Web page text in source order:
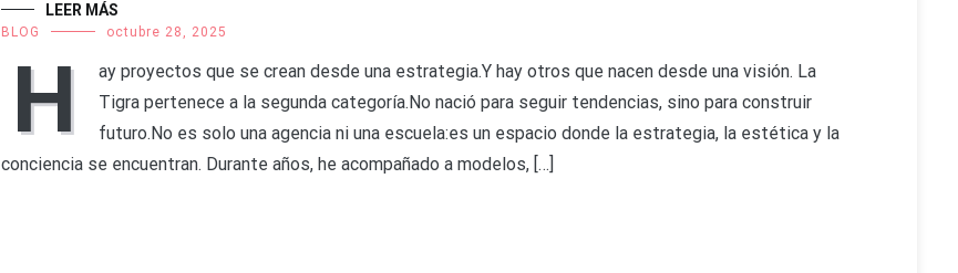
LEER MÁS
BLOG octubre 28, 2025
H
ay proyectos que se crean desde una estrategia.Y hay otros que nacen desde una visión. La
Tigra pertenece a la segunda categoría.No nació para seguir tendencias, sino para construir
futuro.No es solo una agencia ni una escuela:es un espacio donde la estrategia, la estética y la
conciencia se encuentran. Durante años, he acompañado a modelos, […]